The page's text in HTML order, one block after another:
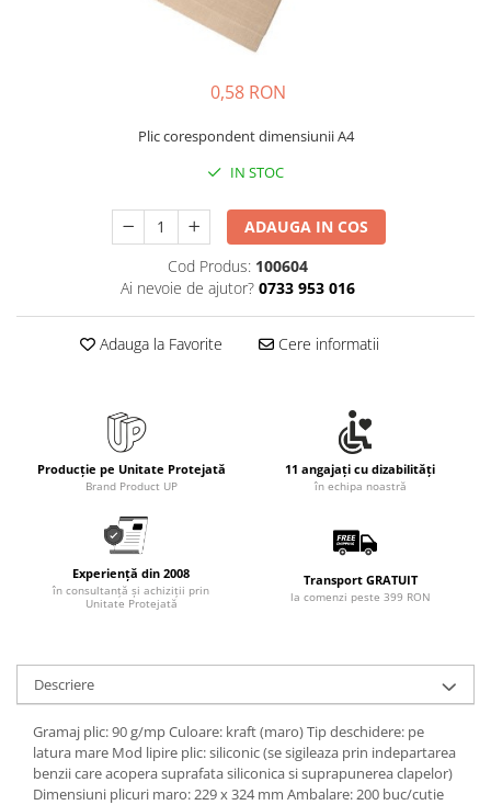
Etichetare si ambalare
Seturi de scris Premium
Instrumente de scris eco
Creioane mecanice si grafit
Rollere
Finelinere
Markere diverse
Carioci si creioane colorate
Rezerve instrumente scris
Tavite documente si suporturi
Ascutitori, radiere, agrafe
Foarfece pentru birou
Curatenie si igiena
Articole pentru bucatarie
Maturi, mopuri si galeti
Hartie igienica, prosoape hartie si
dispensere
0,58 RON
Plic corespondent dimensiunii A4
IN STOC
ADAUGA IN COS
Cod Produs: 100604
Ai nevoie de ajutor? 0733 953 016
Adauga la Favorite Cere informatii
Producție pe Unitate Protejată
Brand Product UP
11 angajați cu dizabilități
în echipa noastră
Experiență din 2008
în consultanță și achiziții prin
Unitate Protejată
Transport GRATUIT
la comenzi peste 399 RON
Descriere
Gramaj plic: 90 g/mp Culoare: kraft (maro) Tip deschidere: pe
latura mare Mod lipire plic: siliconic (se sigileaza prin indepartarea
benzii care acopera suprafata siliconica si suprapunerea clapelor)
Dimensiuni plicuri maro: 229 x 324 mm Ambalare: 200 buc/cutie